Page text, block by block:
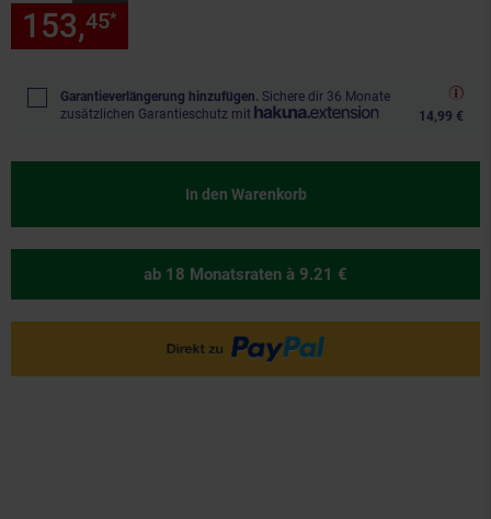
153,45*
Garantieverlängerung hinzufügen. Sichere dir 36 Monate
zusätzlichen Garantieschutz mit
14,99 €
In den Warenkorb
ab 18 Monatsraten à 9.21 €